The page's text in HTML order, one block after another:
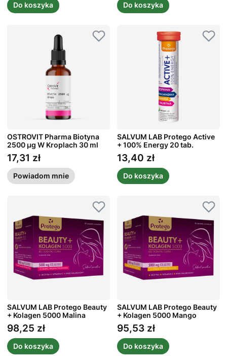
Do koszyka Do koszyka
OSTROVIT Pharma Biotyna
2500 µg W Kroplach 30 ml
Cena
17,31 zł
Powiadom mnie
SALVUM LAB Protego Active
+ 100% Energy 20 tab.
Cena
13,40 zł
Do koszyka
SALVUM LAB Protego Beauty
+ Kolagen 5000 Malina
Truskawka 30 szt.
Cena
98,25 zł
Do koszyka
SALVUM LAB Protego Beauty
+ Kolagen 5000 Mango
Ananas 30 szt.
Cena
95,53 zł
Do koszyka